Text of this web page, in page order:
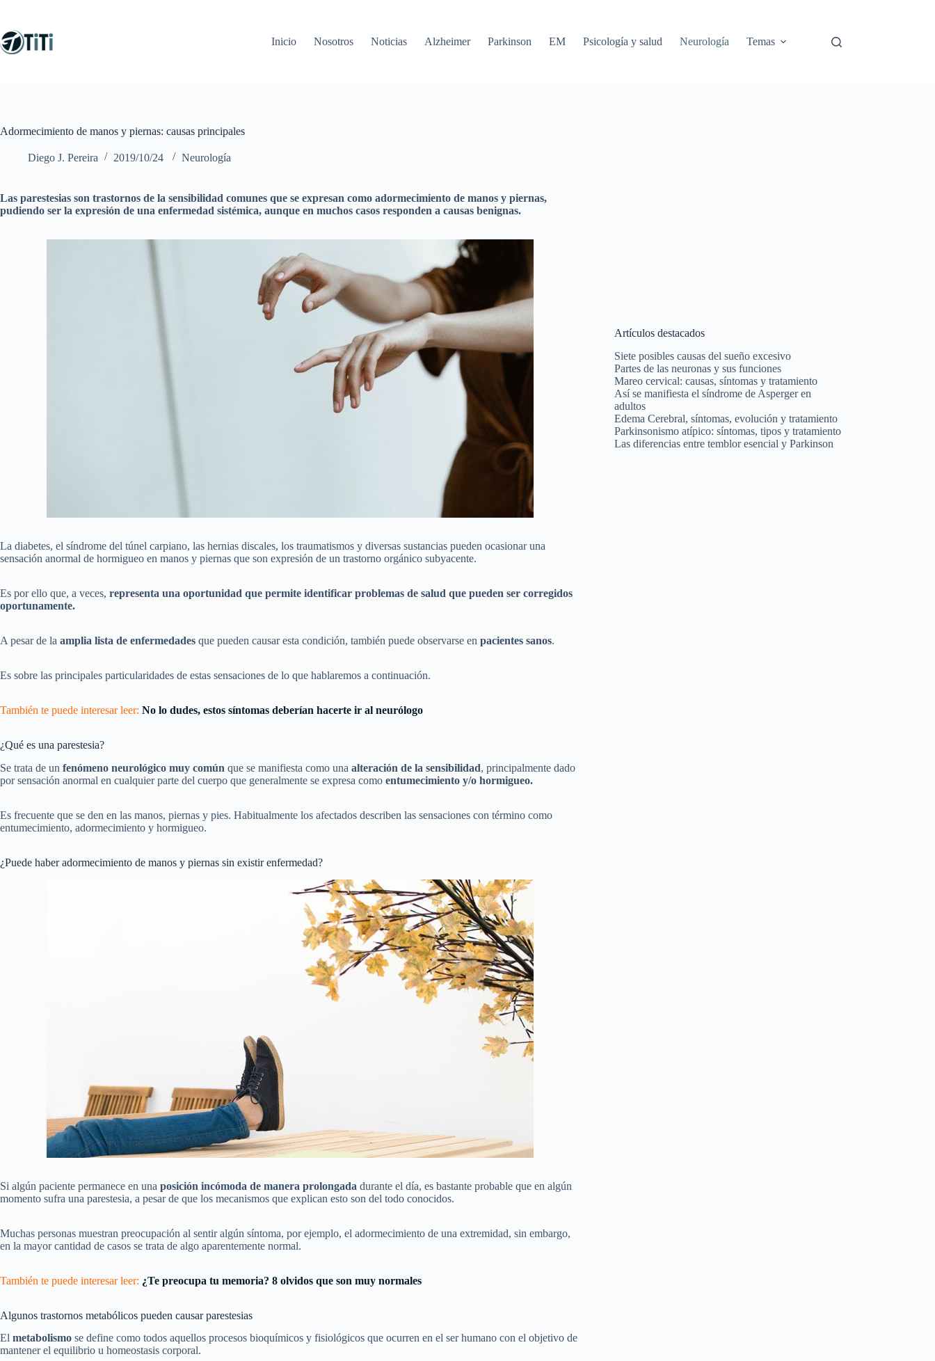
contenido
Inicio
Nosotros Noticias Alzheimer Parkinson EM Psicología y salud Neurología Temas
Adormecimiento de manos y piernas: causas principales
Diego J. Pereira 2019/10/24 Neurología
Las parestesias son trastornos de la sensibilidad comunes que se expresan como adormecimiento de manos y piernas,
pudiendo ser la expresión de una enfermedad sistémica, aunque en muchos casos responden a causas benignas.
La diabetes, el síndrome del túnel carpiano, las hernias discales, los traumatismos y diversas sustancias pueden ocasionar una
sensación anormal de hormigueo en manos y piernas que son expresión de un trastorno orgánico subyacente.
Es por ello que, a veces, representa una oportunidad que permite identificar problemas de salud que pueden ser corregidos
oportunamente.
A pesar de la amplia lista de enfermedades que pueden causar esta condición, también puede observarse en pacientes sanos.
Es sobre las principales particularidades de estas sensaciones de lo que hablaremos a continuación.
También te puede interesar leer: No lo dudes, estos síntomas deberían hacerte ir al neurólogo
¿Qué es una parestesia?
Se trata de un fenómeno neurológico muy común que se manifiesta como una alteración de la sensibilidad, principalmente dado
por sensación anormal en cualquier parte del cuerpo que generalmente se expresa como entumecimiento y/o hormigueo.
Es frecuente que se den en las manos, piernas y pies. Habitualmente los afectados describen las sensaciones con término como
entumecimiento, adormecimiento y hormigueo.
¿Puede haber adormecimiento de manos y piernas sin existir enfermedad?
Si algún paciente permanece en una posición incómoda de manera prolongada durante el día, es bastante probable que en algún
momento sufra una parestesia, a pesar de que los mecanismos que explican esto son del todo conocidos.
Muchas personas muestran preocupación al sentir algún síntoma, por ejemplo, el adormecimiento de una extremidad, sin embargo,
en la mayor cantidad de casos se trata de algo aparentemente normal.
También te puede interesar leer: ¿Te preocupa tu memoria? 8 olvidos que son muy normales
Algunos trastornos metabólicos pueden causar parestesias
El metabolismo se define como todos aquellos procesos bioquímicos y fisiológicos que ocurren en el ser humano con el objetivo de
mantener el equilibrio u homeostasis corporal.
Artículos destacados
Siete posibles causas del sueño excesivo
Partes de las neuronas y sus funciones
Mareo cervical: causas, síntomas y tratamiento
Así se manifiesta el síndrome de Asperger en
adultos
Edema Cerebral, síntomas, evolución y tratamiento
Parkinsonismo atípico: síntomas, tipos y tratamiento
Las diferencias entre temblor esencial y Parkinson